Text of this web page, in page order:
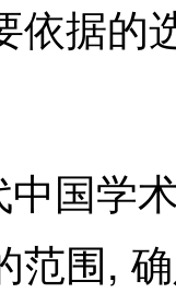
依据的
国学
范围 ,